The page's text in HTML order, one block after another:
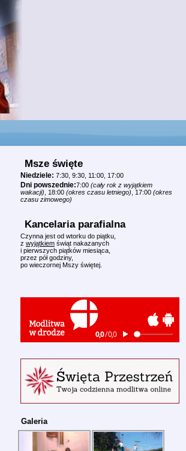
Msze święte
Niedziele: 7:30, 9:30, 11:00, 17:00
Dni powszednie:7:00 (cały rok z wyjątkiem
wakacji) , 18:00 (okres czasu letniego) , 17:00 (okres
czasu zimowego)
Kancelaria parafialna
Czynna jest od wtorku do piątku,
z wyjątkiem świąt nakazanych
i pierwszych piątków miesiąca,
przez pół godziny,
po wieczornej Mszy świętej.
Galeria